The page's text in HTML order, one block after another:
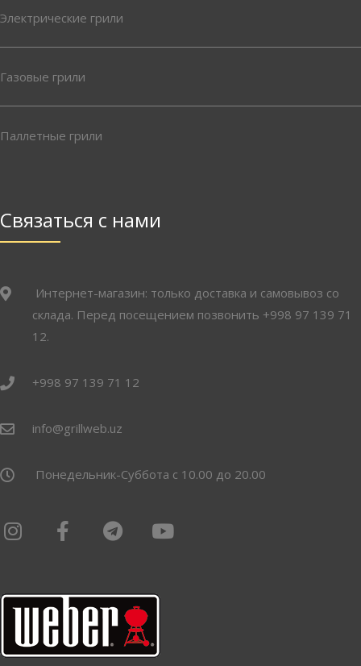
Электрические грили
Газовые грили
Паллетные грили
Связаться с нами
Интернет-магазин: только доставка и самовывоз со
склада. Перед посещением позвонить +998 97 139 71
12.
+998 97 139 71 12
info@grillweb.uz
Понедельник-Суббота с 10.00 до 20.00